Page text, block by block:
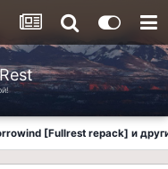
[Fullrest repack] и